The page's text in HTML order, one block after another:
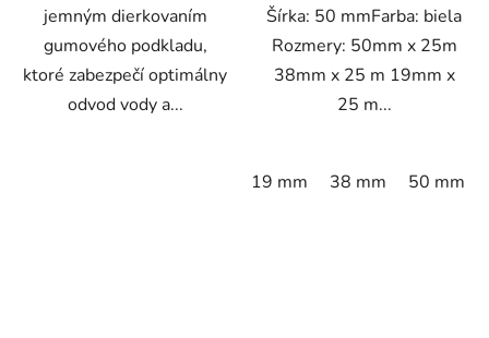
jemným dierkovaním
gumového podkladu,
ktoré zabezpečí optimálny
odvod vody a...
Šírka: 50 mmFarba: biela
Rozmery: 50mm x 25m
38mm x 25 m 19mm x
25 m...
19 mm 38 mm 50 mm